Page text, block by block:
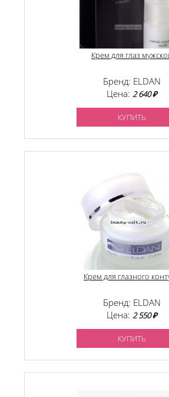
Крем для глаз
Бренд: ELDAN
Цена: 2 640 ₽
КУПИТЬ
Крем для глазного
Бренд: ELDAN
Цена: 2 550 ₽
КУПИТЬ